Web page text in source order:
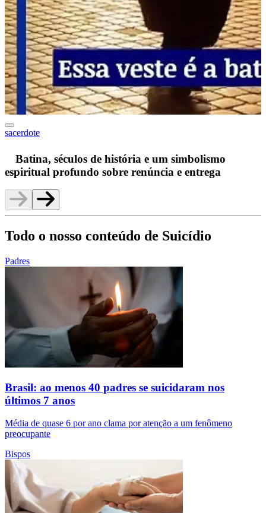
sacerdote
Batina, séculos de história e um simbolismo
espiritual profundo sobre renúncia e entrega
Todo o nosso conteúdo de Suicídio
Padres
Brasil: ao menos 40 padres se suicidaram nos
últimos 7 anos
Média de quase 6 por ano clama por atenção a um fenômeno
preocupante
Bispos